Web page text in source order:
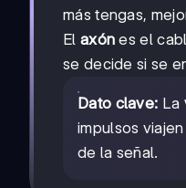
más tengas,
El axón es el
se decide si se
Dato clave: La
impulsos
de la señal.